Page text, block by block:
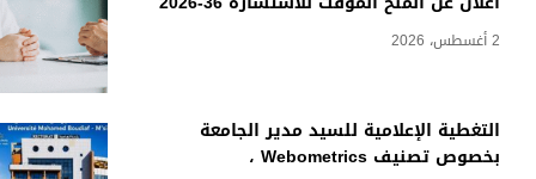
2 أغسطس، 2026
التغطية الإعلامية للسيد مدير الجامعة
بخصوص تصنيف Webometrics ،